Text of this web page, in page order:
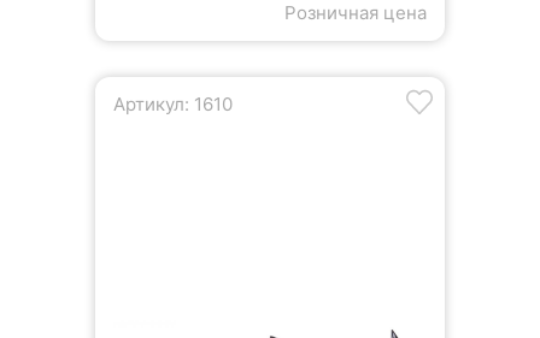
Розничная цена
Артикул: 1610